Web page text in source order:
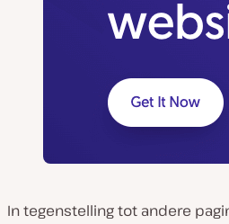
In tegenstelling tot andere